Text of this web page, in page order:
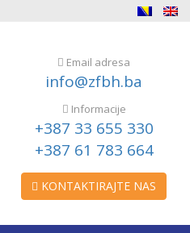
Email adresa
info@zfbh.ba
Informacije
+387 33 655 330
+387 61 783 664
KONTAKTIRAJTE NAS